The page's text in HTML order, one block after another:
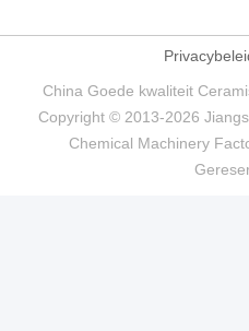
China Goede kwaliteit
Copyright © 2013-2026
Chemical Machinery